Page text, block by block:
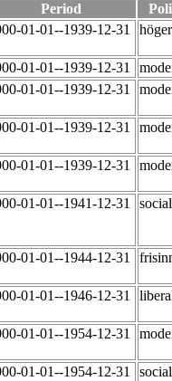
Period
01-01--1939-12-31
01-01--1939-12-31
01-01--1939-12-31
01-01--1939-12-31
01-01--1939-12-31
01-01--1941-12-31
01-01--1944-12-31
01-01--1946-12-31
01-01--1954-12-31
01-01--1954-12-31